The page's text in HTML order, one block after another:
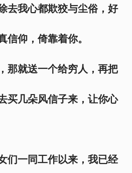
去我心都欺狡与尘俗，好
仰，倚靠着你。
那就送一个给穷人，再把
买几朵风信子来，让你心
们一同工作以来，我已经